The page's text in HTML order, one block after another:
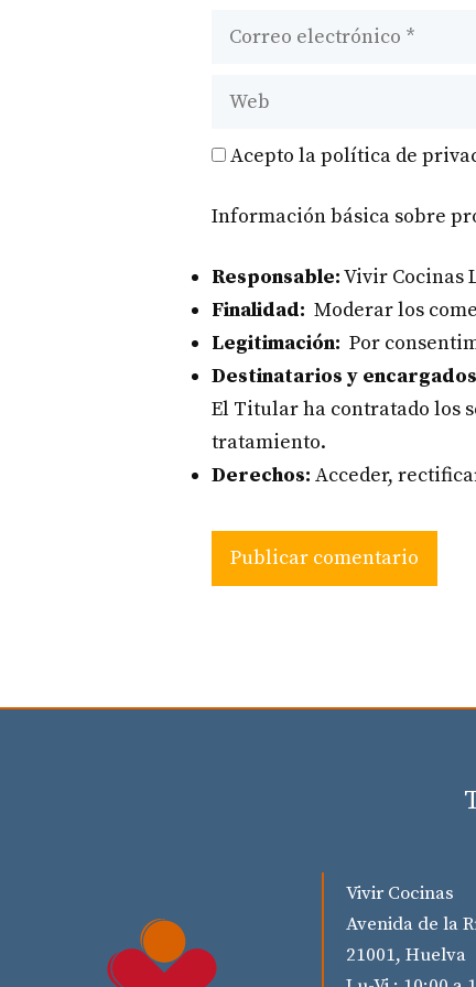
Correo
Web
Acepto la política de
Información básica sobre
Responsable:Vivir Cocinas
Finalidad: Moderar los
Legitimación: Por
Destinatarios y
El Titular ha contratado los
tratamiento.
Derechos: Acceder,
Vivir Cocinas
Avenida de la
21001, Huelva